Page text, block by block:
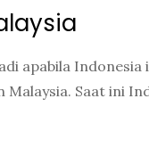
apabila Indonesia
Malaysia. Saat ini